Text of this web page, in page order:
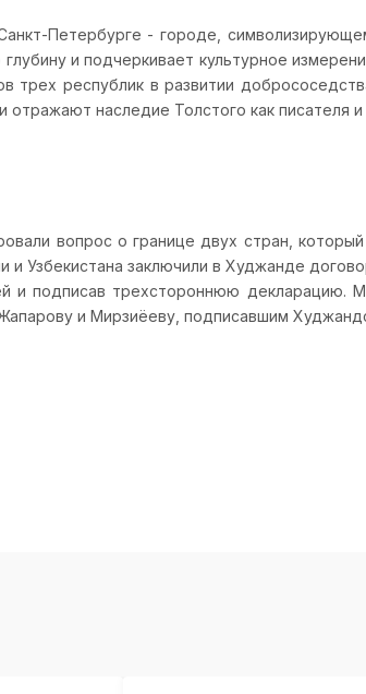
Петербурге - городе,
и подчеркивает культурное
трех республик в развитии
наследие Толстого как писателя
вопрос о границе двух стран,
Узбекистана заключили в Худжанде
и подписав трехстороннюю декларацию.
и Мирзиёеву, подписавшим